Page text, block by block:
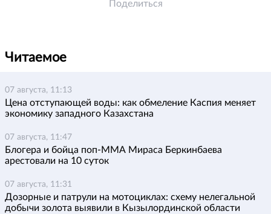
Поделиться
Читаемое
07 августа, 11:13
Цена отступающей воды: как обмеление Каспия меняет
экономику западного Казахстана
07 августа, 11:47
Блогера и бойца поп-ММА Мираса Беркинбаева
арестовали на 10 суток
07 августа, 11:31
Дозорные и патрули на мотоциклах: схему нелегальной
добычи золота выявили в Кызылординской области